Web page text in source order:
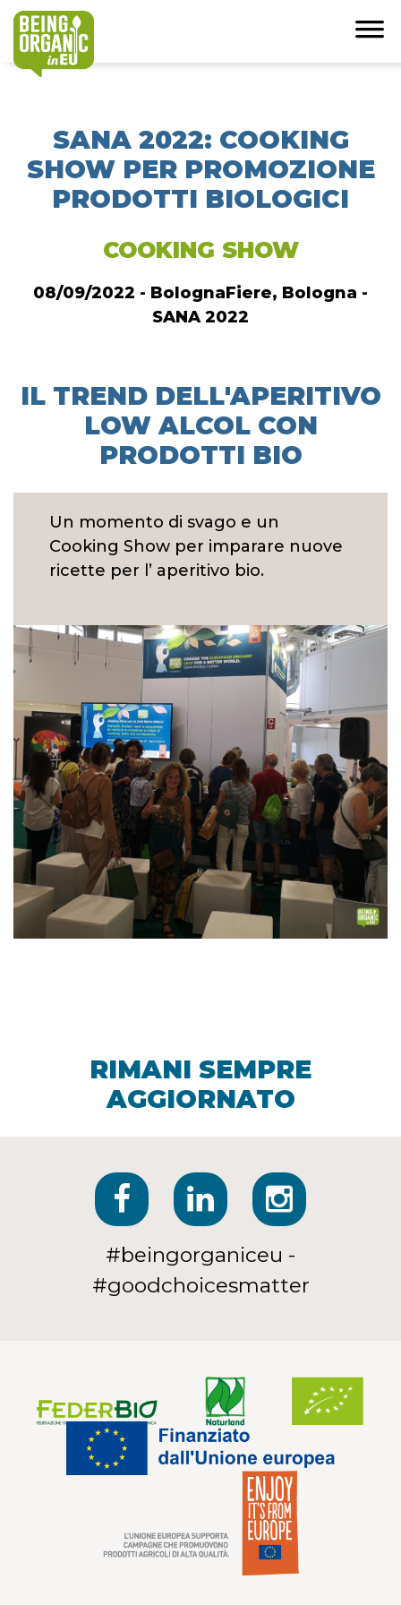
SANA 2022: COOKING
SHOW PER PROMOZIONE
PRODOTTI BIOLOGICI
COOKING SHOW
08/09/2022 - BolognaFiere, Bologna -
SANA 2022
IL TREND DELL'APERITIVO
LOW ALCOL CON
PRODOTTI BIO
Un momento di svago e un
Cooking Show per imparare nuove
ricette per l’ aperitivo bio.
RIMANI SEMPRE
AGGIORNATO
#beingorganiceu -
#goodchoicesmatter